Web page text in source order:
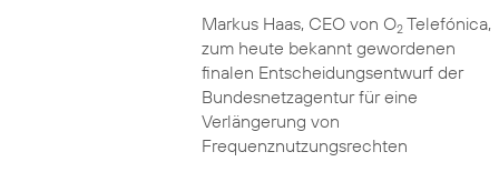
Markus Haas, CEO von O2Telefónica,
zum heute bekannt gewordenen
finalen Entscheidungsentwurf der
Bundesnetzagentur für eine
Verlängerung von
Frequenznutzungsrechten